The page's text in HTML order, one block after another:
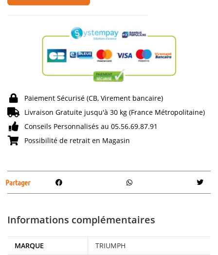
Paiement Sécurisé (CB, Virement bancaire)
Livraison Gratuite jusqu'à 30 kg (France Métropolitaine)
Conseils Personnalisés au 05.56.69.87.91
Possibilité de retrait en Magasin
Partager
Informations complémentaires
MARQUE TRIUMPH